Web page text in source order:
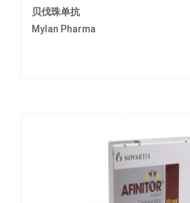
贝伐珠单抗
Mylan Pharma